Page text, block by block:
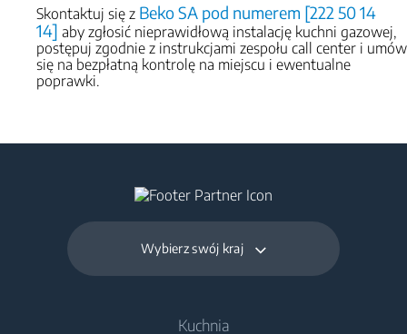
Skontaktuj się z Beko SA pod numerem [222 50 14
14] aby zgłosić nieprawidłową instalację kuchni gazowej,
postępuj zgodnie z instrukcjami zespołu call center i umów
się na bezpłatną kontrolę na miejscu i ewentualne
poprawki.
Wybierz swój kraj
Kuchnia